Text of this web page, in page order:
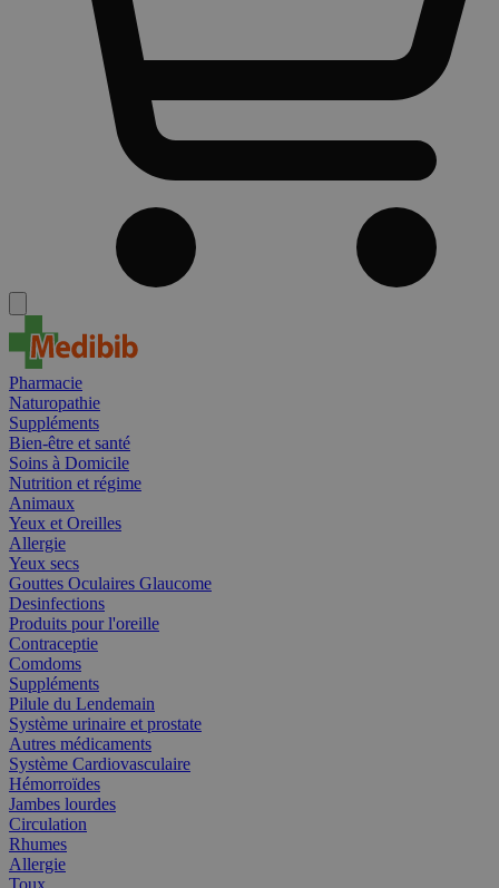
Pharmacie
Naturopathie
Suppléments
Bien-être et santé
Soins à Domicile
Nutrition et régime
Animaux
Yeux et Oreilles
Allergie
Yeux secs
Gouttes Oculaires Glaucome
Desinfections
Produits pour l'oreille
Contraceptie
Comdoms
Suppléments
Pilule du Lendemain
Système urinaire et prostate
Autres médicaments
Système Cardiovasculaire
Hémorroïdes
Jambes lourdes
Circulation
Rhumes
Allergie